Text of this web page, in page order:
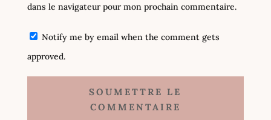
dans le navigateur pour mon prochain commentaire.
Notify me by email when the comment gets
approved.
SOUMETTRE LE
COMMENTAIRE